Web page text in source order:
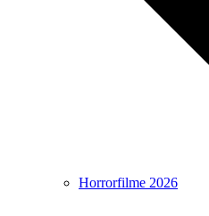
Horrorfilme 2026